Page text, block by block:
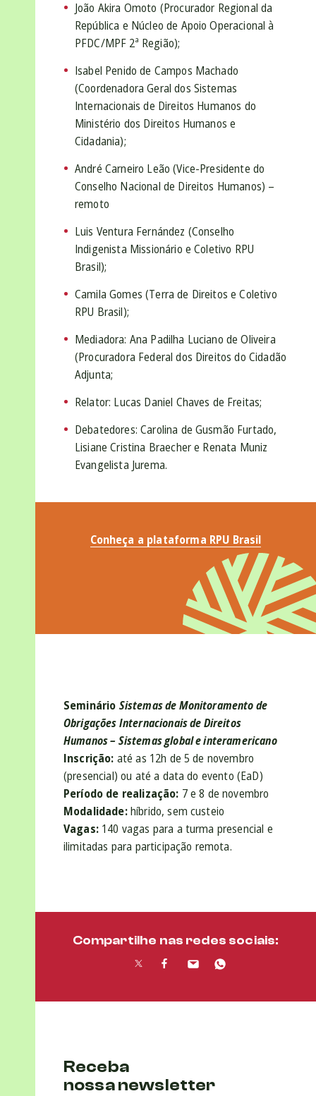
João Akira Omoto (Procurador Regional da
República e Núcleo de Apoio Operacional à
PFDC/MPF 2ª Região);
Isabel Penido de Campos Machado
(Coordenadora Geral dos Sistemas
Internacionais de Direitos Humanos do
Ministério dos Direitos Humanos e
Cidadania);
André Carneiro Leão (Vice-Presidente do
Conselho Nacional de Direitos Humanos) –
remoto
Luis Ventura Fernández (Conselho
Indigenista Missionário e Coletivo RPU
Brasil);
Camila Gomes (Terra de Direitos e Coletivo
RPU Brasil);
Mediadora: Ana Padilha Luciano de Oliveira
(Procuradora Federal dos Direitos do Cidadão
Adjunta;
Relator: Lucas Daniel Chaves de Freitas;
Debatedores: Carolina de Gusmão Furtado,
Lisiane Cristina Braecher e Renata Muniz
Evangelista Jurema.
Conheça a plataforma RPU Brasil
Seminário Sistemas de Monitoramento de
Obrigações Internacionais de Direitos
Humanos – Sistemas global e interamericano
Inscrição: até as 12h de 5 de novembro
(presencial) ou até a data do evento (EaD)
Período de realização: 7 e 8 de novembro
Modalidade:híbrido, sem custeio
Vagas:140 vagas para a turma presencial e
ilimitadas para participação remota.
Compartilhe nas redes sociais:
Receba
nossa newsletter